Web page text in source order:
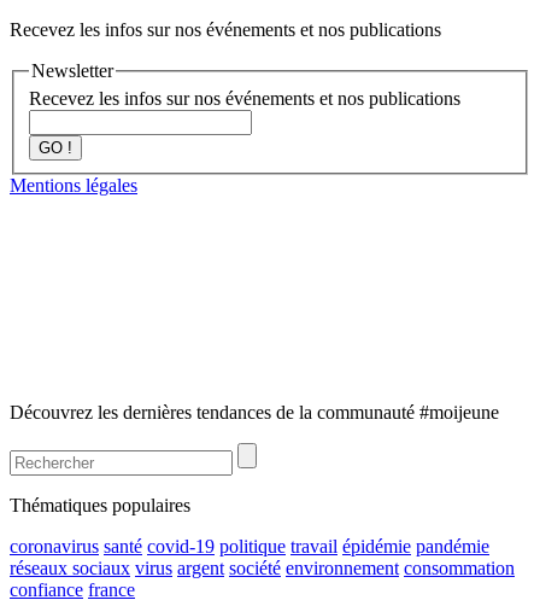
Recevez les infos sur nos événements et nos publications
Newsletter
Recevez les infos sur nos événements et nos publications
GO !
Mentions légales
Découvrez les dernières tendances de la communauté #moijeune
Thématiques populaires
coronavirus santé covid-19 politique travail épidémie pandémie
réseaux sociaux virus argent société environnement consommation
confiance france